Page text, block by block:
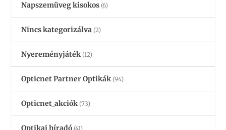
Napszemüveg kisokos (6)
Nincs kategorizálva (2)
Nyereményjáték (12)
Opticnet Partner Optikák (94)
Opticnet_akciók (73)
Optikai híradó (41)